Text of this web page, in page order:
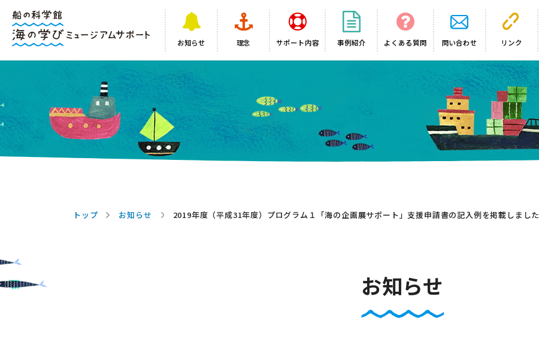
お知らせ 理念 サポート内容 事例紹介 よくある質問 問い合わせ リンク
トップ お知らせ 2019年度（平成31年度）プログラム１「海の企画展サポート」支援申請書の記入例を掲載しました
お知らせ